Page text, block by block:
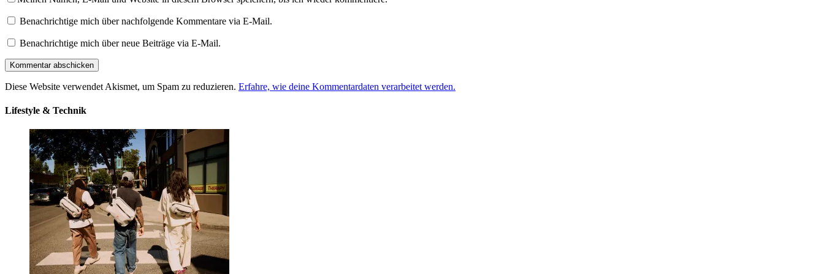
Benachrichtige mich über nachfolgende Kommentare via E-Mail.
Benachrichtige mich über neue Beiträge via E-Mail.
Diese Website verwendet Akismet, um Spam zu reduzieren. Erfahre, wie deine Kommentardaten verarbeitet werden.
Lifestyle & Technik